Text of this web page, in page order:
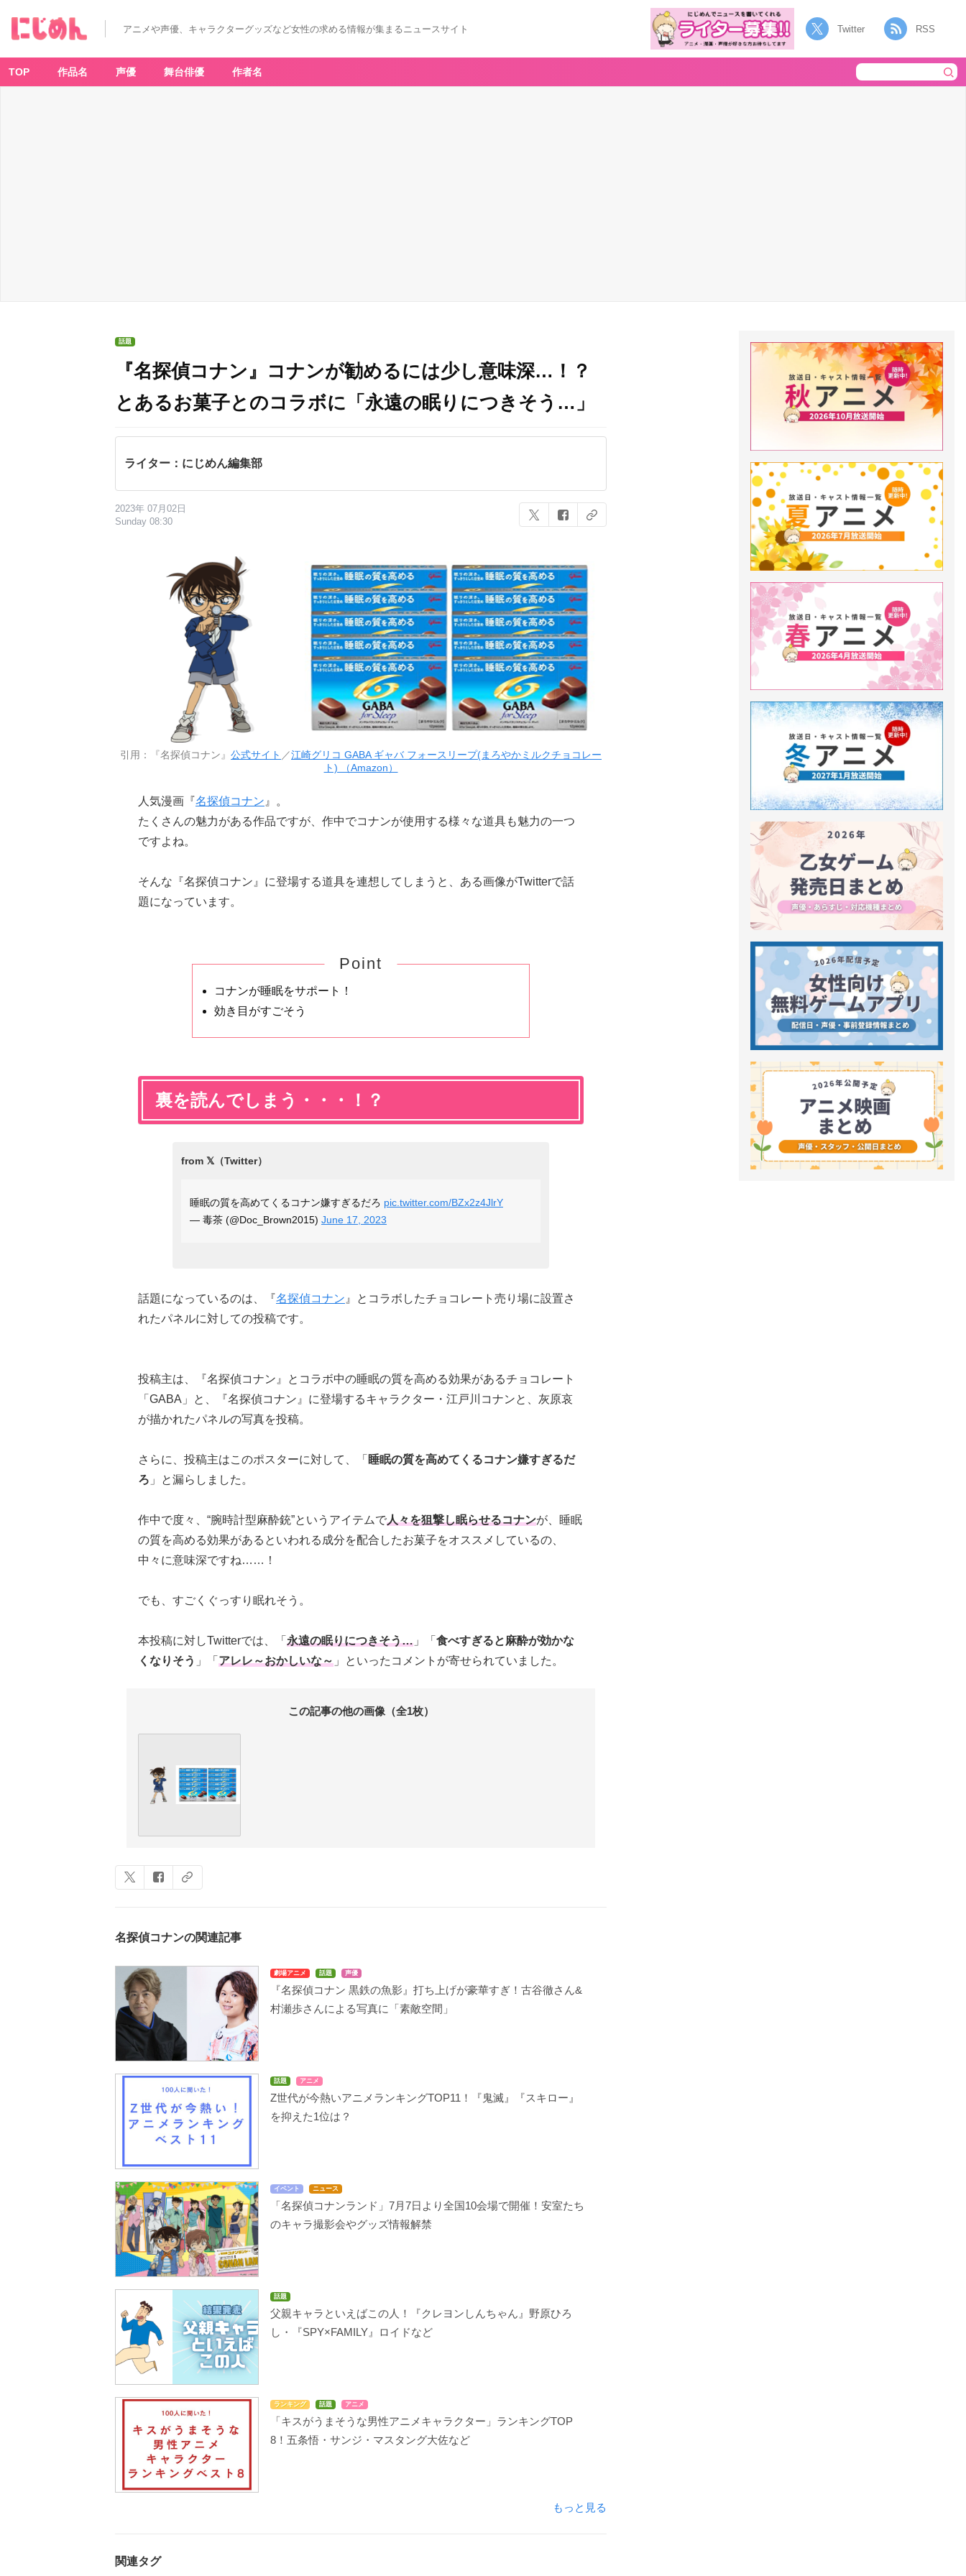
アニメや声優、キャラクターグッズなど女性の求める情報が集まるニュースサイト Twitter RSS
TOP 作品名 声優 舞台俳優 作者名
話題
『名探偵コナン』コナンが勧めるには少し意味深…！？
とあるお菓子とのコラボに「永遠の眠りにつきそう…」
ライター：にじめん編集部
2023年 07月02日
Sunday 08:30
引用：『名探偵コナン』 公式サイト ／江崎グリコ GABA ギャバ フォースリープ(まろやかミルクチョコレー
ト) （Amazon）
人気漫画『名探偵コナン 』。
たくさんの魅力がある作品ですが、作中でコナンが使用する様々な道具も魅力の一つ
ですよね。
そんな『名探偵コナン』に登場する道具を連想してしまうと、ある画像がTwitterで話
題になっています。
Point
コナンが睡眠をサポート！
効き目がすごそう
裏を読んでしまう・・・！？
睡眠の質を高めてくるコナン嫌すぎるだろ pic.twitter.com/BZx2z4JlrY
— 毒茶 (@Doc_Brown2015) June 17, 2023
話題になっているのは、『名探偵コナン 』とコラボしたチョコレート売り場に設置さ
れたパネルに対しての投稿です。
投稿主は、『名探偵コナン』とコラボ中の睡眠の質を高める効果があるチョコレート
「GABA」と、『名探偵コナン』に登場するキャラクター・江戸川コナンと、灰原哀
が描かれたパネルの写真を投稿。
さらに、投稿主はこのポスターに対して、「 睡眠の質を高めてくるコナン嫌すぎるだ
ろ 」と漏らしました。
作中で度々、“腕時計型麻酔銃”というアイテムで人々を狙撃し眠らせるコナンが、睡眠
の質を高める効果があるといわれる成分を配合したお菓子をオススメしているの、
中々に意味深ですね……！
でも、すごくぐっすり眠れそう。
本投稿に対しTwitterでは、「 永遠の眠りにつきそう… 」「 食べすぎると麻酔が効かな
くなりそう 」「 アレレ～おかしいな～ 」といったコメントが寄せられていました。
この記事の他の画像（全1枚）
名探偵コナンの関連記事
劇場アニメ 話題 声優
『名探偵コナン 黒鉄の魚影』打ち上げが豪華すぎ！古谷徹さん&
村瀬歩さんによる写真に「素敵空間」
話題 アニメ
Z世代が今熱いアニメランキングTOP11！『鬼滅』『スキロー』
を抑えた1位は？
イベント ニュース
「名探偵コナンランド」7月7日より全国10会場で開催！安室たち
のキャラ撮影会やグッズ情報解禁
話題
父親キャラといえばこの人！『クレヨンしんちゃん』野原ひろ
し・『SPY×FAMILY』ロイドなど
ランキング 話題 アニメ
「キスがうまそうな男性アニメキャラクター」ランキングTOP
8！五条悟・サンジ・マスタング大佐など
もっと見る
関連タグ